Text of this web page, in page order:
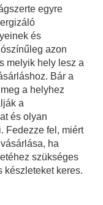
a
és olyan
fel, miért
ha
szükséges
keres.